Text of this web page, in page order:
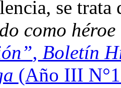
se
como
, Boletín
(Año III